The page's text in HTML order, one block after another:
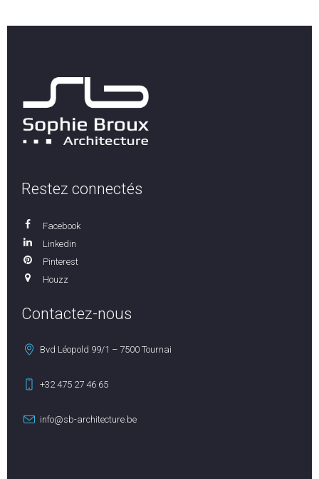
Restez connectés
Facebook
Linkedin
Pinterest
Houzz
Contactez-nous
Bvd Léopold 99/1 – 7500 Tournai
+32 475 27 46 65
info@sb-architecture.be